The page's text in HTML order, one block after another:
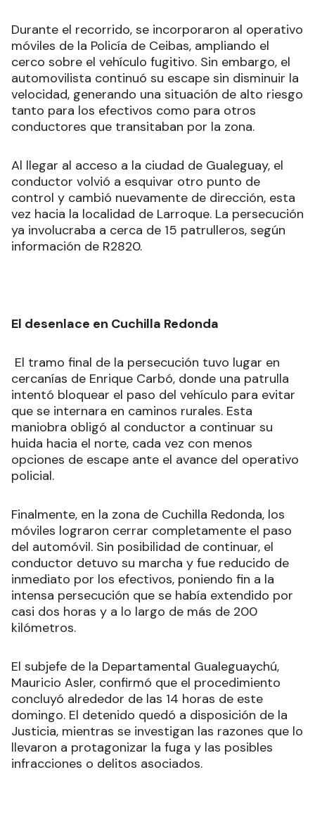
Durante el recorrido, se incorporaron al operativo
móviles de la Policía de Ceibas, ampliando el
cerco sobre el vehículo fugitivo. Sin embargo, el
automovilista continuó su escape sin disminuir la
velocidad, generando una situación de alto riesgo
tanto para los efectivos como para otros
conductores que transitaban por la zona.
Al llegar al acceso a la ciudad de Gualeguay, el
conductor volvió a esquivar otro punto de
control y cambió nuevamente de dirección, esta
vez hacia la localidad de Larroque. La persecución
ya involucraba a cerca de 15 patrulleros, según
información de R2820.
El desenlace en Cuchilla Redonda
El tramo final de la persecución tuvo lugar en
cercanías de Enrique Carbó, donde una patrulla
intentó bloquear el paso del vehículo para evitar
que se internara en caminos rurales. Esta
maniobra obligó al conductor a continuar su
huida hacia el norte, cada vez con menos
opciones de escape ante el avance del operativo
policial.
Finalmente, en la zona de Cuchilla Redonda, los
móviles lograron cerrar completamente el paso
del automóvil. Sin posibilidad de continuar, el
conductor detuvo su marcha y fue reducido de
inmediato por los efectivos, poniendo fin a la
intensa persecución que se había extendido por
casi dos horas y a lo largo de más de 200
kilómetros.
El subjefe de la Departamental Gualeguaychú,
Mauricio Asler, confirmó que el procedimiento
concluyó alrededor de las 14 horas de este
domingo. El detenido quedó a disposición de la
Justicia, mientras se investigan las razones que lo
llevaron a protagonizar la fuga y las posibles
infracciones o delitos asociados.